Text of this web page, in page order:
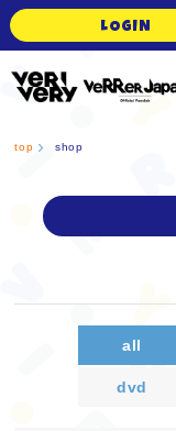
LOGIN
top shop
all
dvd